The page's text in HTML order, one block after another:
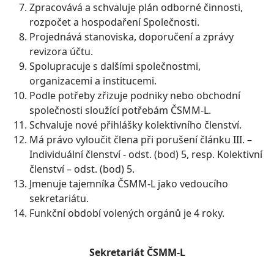
Zpracovává a schvaluje plán odborné činnosti,
rozpočet a hospodaření Společnosti.
Projednává stanoviska, doporučení a zprávy
revizora účtu.
Spolupracuje s dalšími společnostmi,
organizacemi a institucemi.
Podle potřeby zřizuje podniky nebo obchodní
společnosti sloužící potřebám ČSMM-L.
Schvaluje nové přihlášky kolektivního členství.
Má právo vyloučit člena při porušení článku III. –
Individuální členství - odst. (bod) 5, resp. Kolektivní
členství – odst. (bod) 5.
Jmenuje tajemníka ČSMM-L jako vedoucího
sekretariátu.
Funkční období volených orgánů je 4 roky.
Sekretariát ČSMM-L